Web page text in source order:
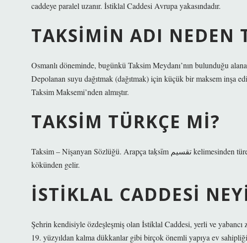
caddeye paralel uzanır. İstiklal Caddesi Avrupa yakasındadır.
TAKSIMIN ADI NEDEN
Osmanlı döneminde, bugünkü Taksim Meydanı’nın bulunduğu
Depolanan suyu dağıtmak (dağıtmak) için küçük bir maksem inşa
Taksim Maksemi’nden almıştır.
TAKSIM TÜRKÇE MI?
Taksim – Nişanyan Sözlüğü. Arapça taḳsīm تقسيم kelimesinden türemiştir. Bu kelime, “bölmek, paylaşmak” anlamına gelen ḳsm
kökünden gelir.
İSTIKLAL CADDESI
Şehrin kendisiyle özdeşleşmiş olan İstiklal Caddesi, yerli ve
19. yüzyıldan kalma dükkanlar gibi birçok önemli yapıya ev